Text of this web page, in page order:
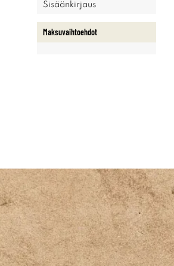
Sisäänkirjaus
Maksuvaihtoehdot